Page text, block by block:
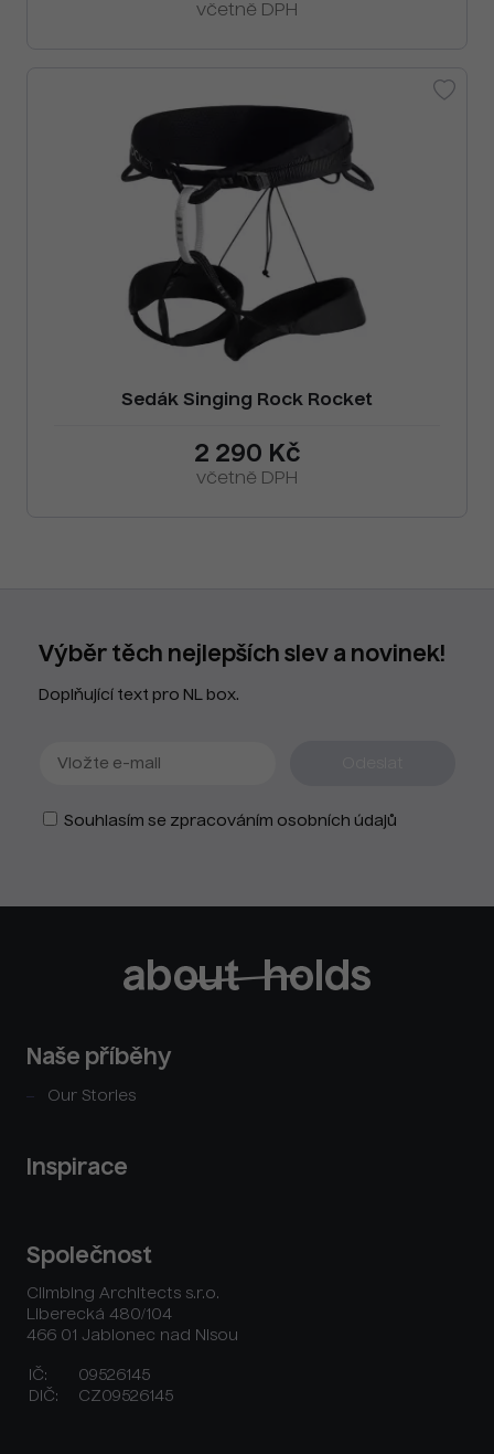
včetně DPH
Sedák Singing Rock Rocket
2 290 Kč
včetně DPH
Výběr těch nejlepších slev a novinek!
Doplňující text pro NL box.
Souhlasím se zpracováním osobních údajů
Naše příběhy
Our Stories
Inspirace
Společnost
Climbing Architects s.r.o.
Liberecká 480/104
466 01 Jablonec nad Nisou
IČ:
09526145
DIČ:
CZ09526145